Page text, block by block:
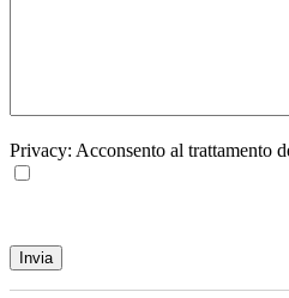
Privacy: Acconsento al trattamento